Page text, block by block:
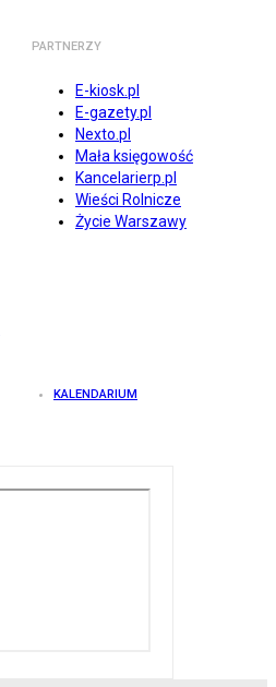
PARTNERZY
E-kiosk.pl
E-gazety.pl
Nexto.pl
Mała księgowość
Kancelarierp.pl
Wieści Rolnicze
Życie Warszawy
KALENDARIUM